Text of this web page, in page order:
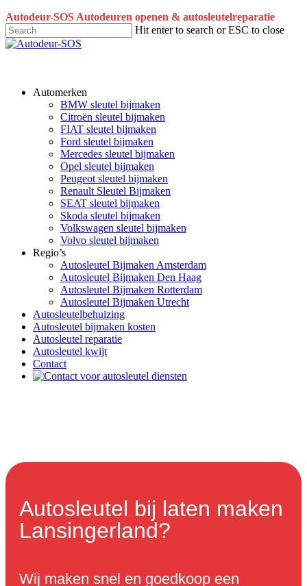
Skip
to
main
Autodeur-SOS Autodeuren openen & autosleutelreparatie
Hit enter to search or ESC to close
Close
Automerken
BMW sleutel bijmaken
Citroën sleutel bijmaken
FIAT sleutel bijmaken
Ford sleutel bijmaken
Mercedes sleutel bijmaken
Opel sleutel bijmaken
Peugeot sleutel bijmaken
Renault Sleutel Bijmaken
SEAT sleutel bijmaken
Skoda sleutel bijmaken
Volkswagen sleutel bijmaken
Volvo sleutel bijmaken
Regio’s
Autosleutel Bijmaken Amsterdam
Autosleutel Bijmaken Den Haag
Autosleutel Bijmaken Rotterdam
Autosleutel Bijmaken Utrecht
Autosleutelbehuizing
Autosleutel bijmaken kosten
Autosleutel reparatie
Autosleutel kwijt
Contact
Autosleutel bij laten maken
Lansingerland?
Wij maken snel en goedkoop een